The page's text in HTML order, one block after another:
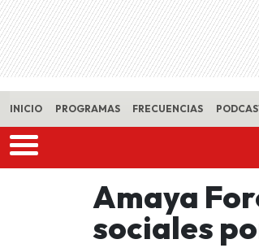
INICIO PROGRAMAS FRECUENCIAS
Amaya
sociales